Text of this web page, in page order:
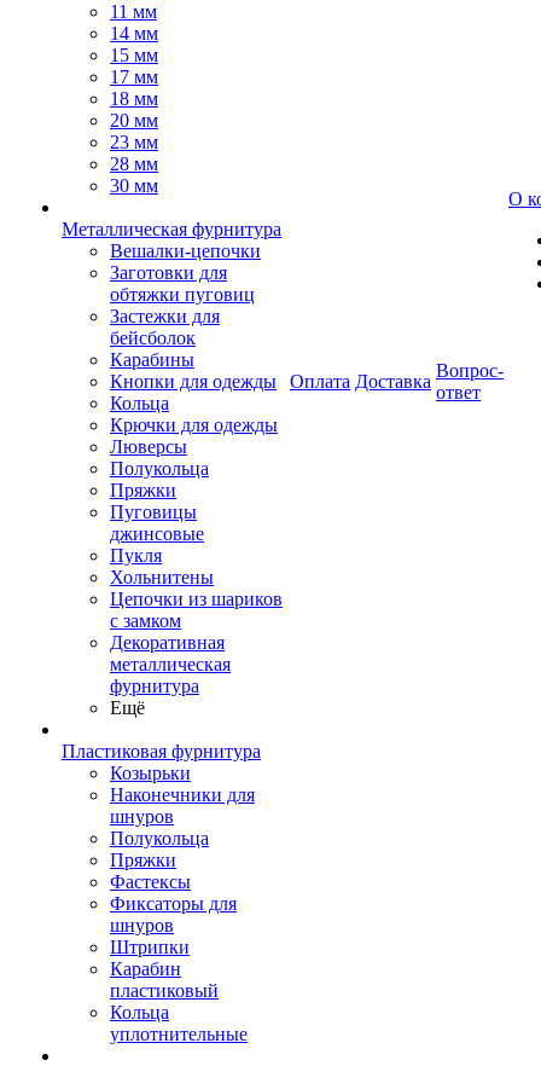
11 мм
14 мм
15 мм
17 мм
18 мм
20 мм
23 мм
28 мм
30 мм
Металлическая фурнитура
Вешалки-цепочки
Заготовки для
обтяжки пуговиц
Застежки для
бейсболок
Карабины
Кнопки для одежды
Кольца
Крючки для одежды
Люверсы
Полукольца
Пряжки
Пуговицы
джинсовые
Пукля
Хольнитены
Цепочки из шариков
с замком
Декоративная
металлическая
фурнитура
Ещё
Пластиковая фурнитура
Козырьки
Наконечники для
шнуров
Полукольца
Пряжки
Фастексы
Фиксаторы для
шнуров
Штрипки
Карабин
пластиковый
Кольца
уплотнительные
Оплата Доставка
Вопрос-
ответ
О